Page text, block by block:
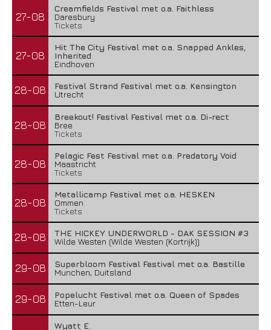
27-08
Creamfields Festival met o.a. Faithless
Daresbury
Tickets
27-08
Hit The City Festival met o.a. Snapped Ankles,
Inherited
Eindhoven
28-08
Festival Strand Festival met o.a. Kensington
Utrecht
28-08
Breekout! Festival Festival met o.a. Di-rect
Bree
Tickets
28-08
Pelagic Fest Festival met o.a. Predatory Void
Maastricht
Tickets
28-08
Metallicamp Festival met o.a. HESKEN
Ommen
Tickets
28-08
THE HICKEY UNDERWORLD - DAK SESSION #3
Wilde Westen (Wilde Westen (Kortrijk))
29-08
Superbloom Festival Festival met o.a. Bastille
Munchen, Duitsland
29-08
Popelucht Festival met o.a. Queen of Spades
Etten-Leur
Wyatt E.